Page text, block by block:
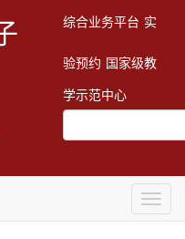
综合业务平台 实
验预约 国家级教
学示范中心